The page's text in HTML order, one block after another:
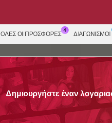
ΟΛΕΣ ΟΙ ΠΡΟΣΦΟΡΕΣ ΔΙΑΓΩΝΙΣΜΟΊ
Δημιουργήστε έναν